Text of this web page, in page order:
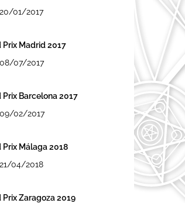
20/01/2017
Prix Madrid 2017
08/07/2017
Prix Barcelona 2017
09/02/2017
Prix Málaga 2018
21/04/2018
Prix Zaragoza 2019